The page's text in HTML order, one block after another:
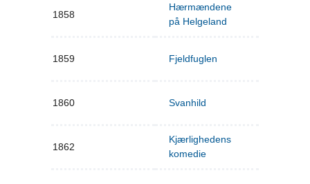
1858
Hærmændene
på Helgeland
1859 Fjeldfuglen
1860 Svanhild
1862
Kjærlighedens
komedie